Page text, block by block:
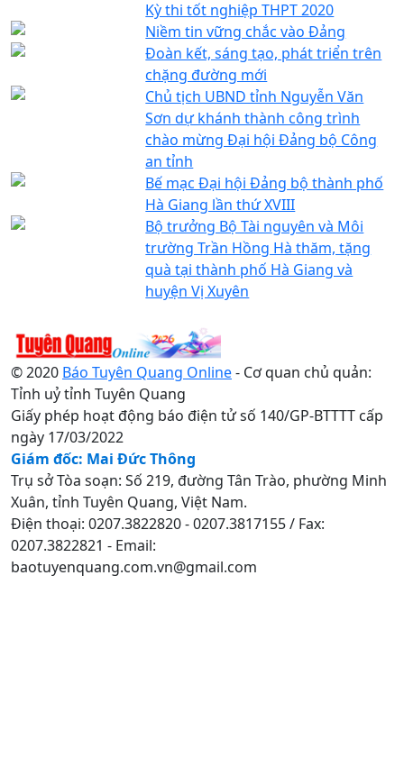
Kỳ thi tốt nghiệp THPT 2020
Niềm tin vững chắc vào Đảng
Đoàn kết, sáng tạo, phát triển trên
chặng đường mới
Chủ tịch UBND tỉnh Nguyễn Văn
Sơn dự khánh thành công trình
chào mừng Đại hội Đảng bộ Công
an tỉnh
Bế mạc Đại hội Đảng bộ thành phố
Hà Giang lần thứ XVIII
Bộ trưởng Bộ Tài nguyên và Môi
trường Trần Hồng Hà thăm, tặng
quà tại thành phố Hà Giang và
huyện Vị Xuyên
© 2020 Báo Tuyên Quang Online- Cơ quan chủ quản:
Tỉnh uỷ tỉnh Tuyên Quang
Giấy phép hoạt động báo điện tử số 140/GP-BTTTT cấp
ngày 17/03/2022
Giám đốc: Mai Đức Thông
Trụ sở Tòa soạn: Số 219, đường Tân Trào, phường Minh
Xuân, tỉnh Tuyên Quang, Việt Nam.
Điện thoại: 0207.3822820 - 0207.3817155 / Fax:
0207.3822821 - Email:
baotuyenquang.com.vn@gmail.com